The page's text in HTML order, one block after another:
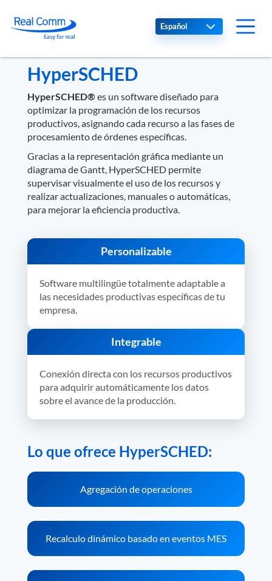
Select your language
HyperSCHED
HyperSCHED®es un software diseñado para
optimizar la programación de los recursos
productivos, asignando cada recurso a las fases de
procesamiento de órdenes específicas.
Gracias a la representación gráfica mediante un
diagrama de Gantt, HyperSCHED permite
supervisar visualmente el uso de los recursos y
realizar actualizaciones, manuales o automáticas,
para mejorar la eficiencia productiva.
Personalizable
Software multilingüe totalmente adaptable a
las necesidades productivas específicas de tu
empresa.
Integrable
Conexión directa con los recursos productivos
para adquirir automáticamente los datos
sobre el avance de la producción.
Lo que ofrece HyperSCHED:
Agregación de operaciones
Recalculo dinámico basado en eventos MES